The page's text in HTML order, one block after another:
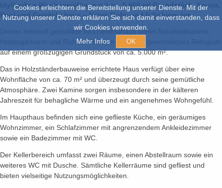
Idyllisches Wochenendhaus mit ca. 5.000 m² Grundstück, Sauna,
Pool und Gewächshaus – Natur, Ruhe und Erholung pur
Dieses liebevoll gestaltete Wochenendhaus bietet Naturliebhabern,
Hobbygärtnern und Ruhesuchenden ein außergewöhnliches Refugium
auf einem großzügigen Grundstück von ca. 5.000 m².
Das in Holzständerbauweise errichtete Haus verfügt über eine
Wohnfläche von ca. 70 m² und überzeugt durch seine gemütliche
Atmosphäre. Zwei Kamine sorgen insbesondere in der kälteren
Jahreszeit für behagliche Wärme und ein angenehmes Wohngefühl.
Im Haupthaus befinden sich eine geflieste Küche, ein geräumiges
Wohnzimmer, ein Schlafzimmer mit angrenzendem Ankleidezimmer
sowie ein Badezimmer mit WC.
Der Kellerbereich umfasst zwei Räume, einen Abstellraum sowie ein
weiteres WC mit Dusche. Sämtliche Kellerräume sind gefliest und
bieten vielseitige Nutzungsmöglichkeiten.
Cookies erleichtern die Bereitstellung unserer Dienste. Mit der
Nutzung unserer Dienste erklären Sie sich damit einverstanden, dass
wir Cookies verwenden.
Mehr Infos
OK